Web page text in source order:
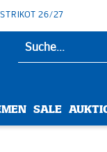
26/27
SALE